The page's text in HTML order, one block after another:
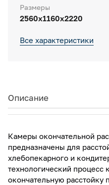
Размеры
2560х1160х2220
Все характеристики
Описание
Камеры окончательной
предназначены для
хлебопекарного и
технологический процесс
окончательную расстойку